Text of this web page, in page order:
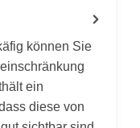
können Sie
ein
diese von